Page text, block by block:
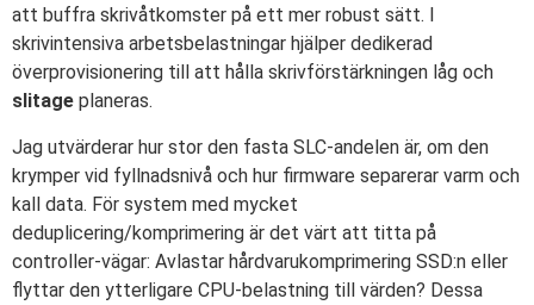
att buffra skrivåtkomster på ett mer robust sätt. I
skrivintensiva arbetsbelastningar hjälper dedikerad
överprovisionering till att hålla skrivförstärkningen låg och
slitage planeras.
Jag utvärderar hur stor den fasta SLC-andelen är, om den
krymper vid fyllnadsnivå och hur firmware separerar varm och
kall data. För system med mycket
deduplicering/komprimering är det värt att titta på
controller-vägar: Avlastar hårdvarukomprimering SSD:n eller
flyttar den ytterligare CPU-belastning till värden? Dessa